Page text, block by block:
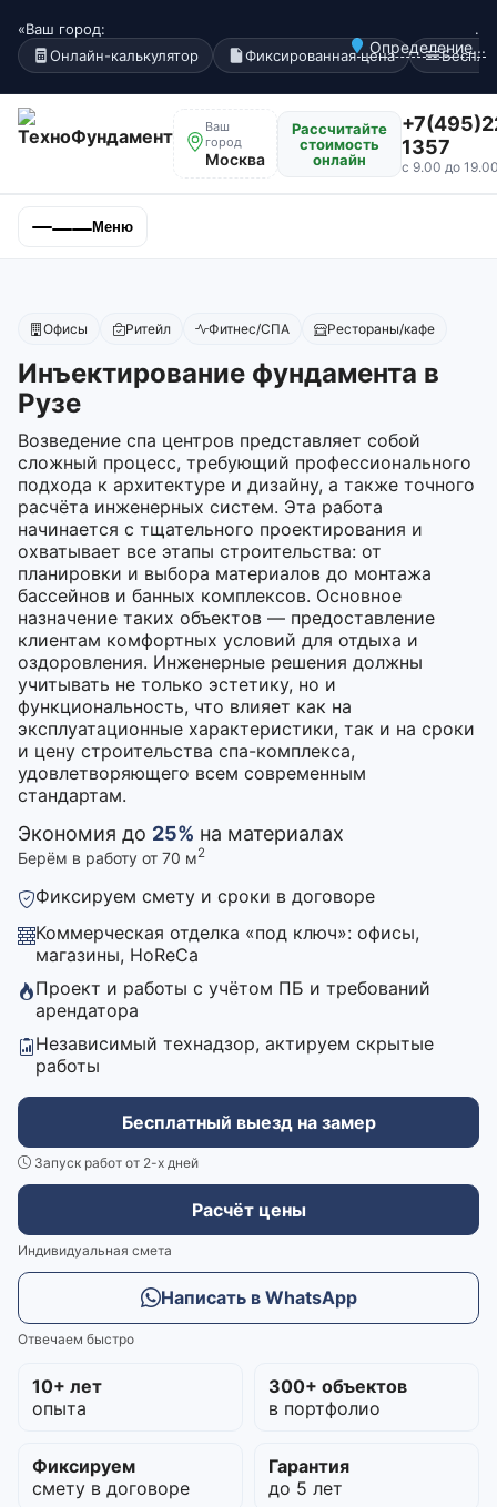
«Ваш город:
Определение...
.
Онлайн-калькулятор
Фиксированная цена
Ваш
город
Москва
Рассчитайте
стоимость
онлайн
1357
с 9.00 до
Меню
Офисы Ритейл Фитнес/СПА Рестораны/кафе
Инъектирование фундамента в
Рузе
Возведение спа центров представляет собой
сложный процесс, требующий профессионального
подхода к архитектуре и дизайну, а также точного
расчёта инженерных систем. Эта работа
начинается с тщательного проектирования и
охватывает все этапы строительства: от
планировки и выбора материалов до монтажа
бассейнов и банных комплексов. Основное
назначение таких объектов — предоставление
клиентам комфортных условий для отдыха и
оздоровления. Инженерные решения должны
учитывать не только эстетику, но и
функциональность, что влияет как на
эксплуатационные характеристики, так и на сроки
и цену строительства спа-комплекса,
удовлетворяющего всем современным
стандартам.
Экономия до 25% на материалах
Берём в работу от 70 м2
Фиксируем смету и сроки в договоре
Коммерческая отделка «под ключ»: офисы,
магазины, HoReCa
Проект и работы с учётом ПБ и требований
арендатора
Независимый технадзор, актируем скрытые
работы
Бесплатный выезд на замер
Запуск работ от 2-х дней
Расчёт цены
Индивидуальная смета
Написать в WhatsApp
Отвечаем быстро
10+ лет
опыта
300+ объектов
в портфолио
Фиксируем
смету в договоре
Гарантия
до 5 лет